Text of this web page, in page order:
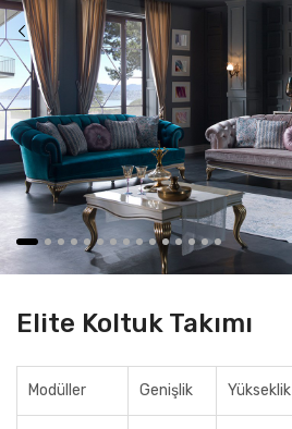
Elite Koltuk Takımı
Modüller Genişlik Yükseklik